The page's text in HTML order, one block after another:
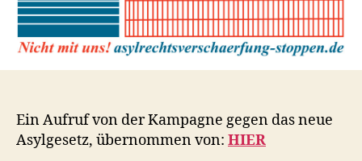
Ein Aufruf von der Kampagne gegen das neue
Asylgesetz, übernommen von: HIER